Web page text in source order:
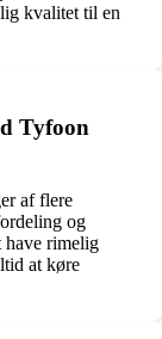
kvalitet til en
Tyfoon
af flere
og
have rimelig
at køre